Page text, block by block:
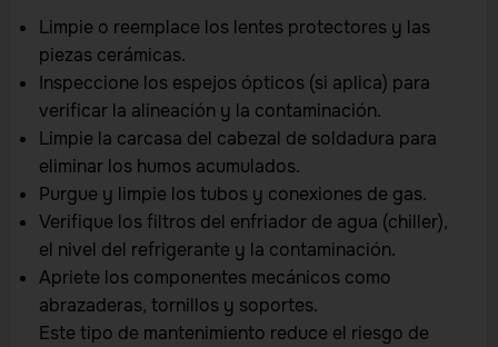
Limpie o reemplace los lentes protectores y las
piezas cerámicas.
Inspeccione los espejos ópticos (si aplica) para
verificar la alineación y la contaminación.
Limpie la carcasa del cabezal de soldadura para
eliminar los humos acumulados.
Purgue y limpie los tubos y conexiones de gas.
Verifique los filtros del enfriador de agua (chiller),
el nivel del refrigerante y la contaminación.
Apriete los componentes mecánicos como
abrazaderas, tornillos y soportes.
Este tipo de mantenimiento reduce el riesgo de